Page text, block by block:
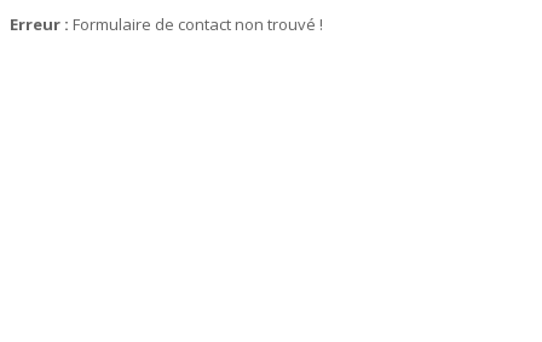
Erreur : Formulaire de contact non trouvé !